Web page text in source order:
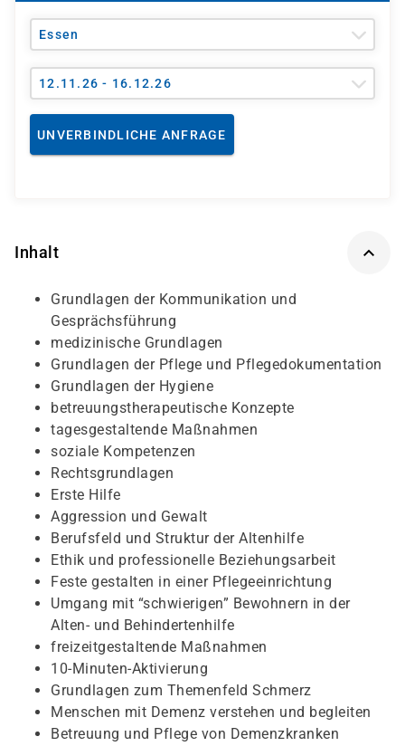
Essen
12.11.26 - 16.12.26
UNVERBINDLICHE ANFRAGE
Inhalt
Grundlagen der Kommunikation und
Gesprächsführung
medizinische Grundlagen
Grundlagen der Pflege und Pflegedokumentation
Grundlagen der Hygiene
betreuungstherapeutische Konzepte
tagesgestaltende Maßnahmen
soziale Kompetenzen
Rechtsgrundlagen
Erste Hilfe
Aggression und Gewalt
Berufsfeld und Struktur der Altenhilfe
Ethik und professionelle Beziehungsarbeit
Feste gestalten in einer Pflegeeinrichtung
Umgang mit “schwierigen” Bewohnern in der
Alten- und Behindertenhilfe
freizeitgestaltende Maßnahmen
10-Minuten-Aktivierung
Grundlagen zum Themenfeld Schmerz
Menschen mit Demenz verstehen und begleiten
Betreuung und Pflege von Demenzkranken